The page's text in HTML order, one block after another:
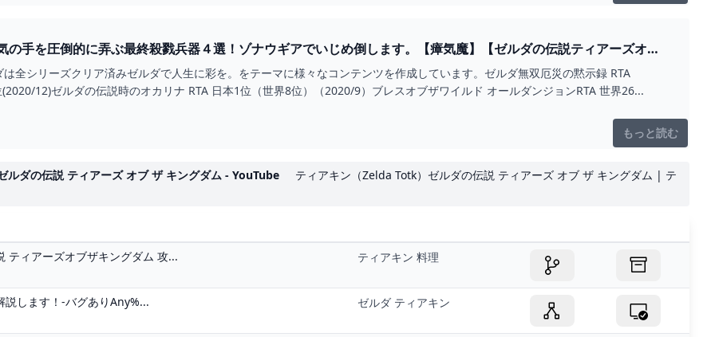
の手を圧倒的に弄ぶ最終殺戮兵器４選！ゾナウギアでいじめ倒します。【瘴気魔】【ゼルダの伝説ティアーズオブ
】 - YOUTUBE
全シリーズクリア済みゼルダで人生に彩を。をテーマに様々なコンテンツを作成しています。ゼルダ無双厄災の黙示録 RTA
12)ゼルダの伝説時のオカリナ RTA 日本1位（世界8位）（2020/9）ブレスオブザワイルド オールダンジョンRTA 世界26...
もっと読む
ルダの伝説 ティアーズ オブ ザ キングダム - YouTube ティアキン（Zelda Totk）ゼルダの伝説 ティアーズ オブ ザ キングダム | テ
ティアーズオブザキングダム 攻... ティアキン 料理
説します！-バグありAny%... ゼルダ ティアキン